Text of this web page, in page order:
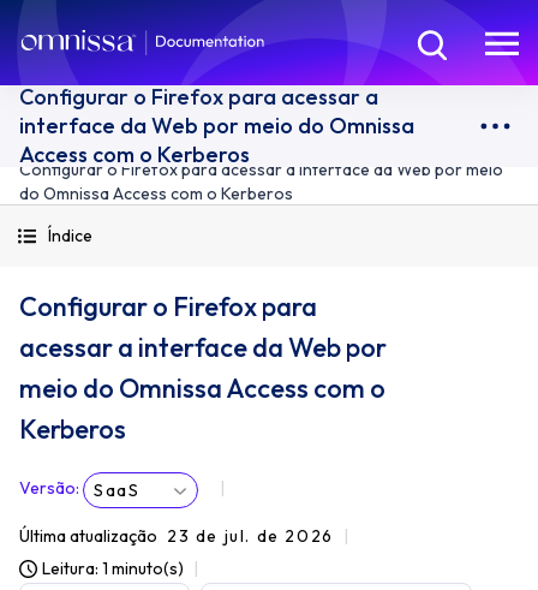
Configurar o Firefox para acessar a
interface da Web por meio do Omnissa
Access com o Kerberos
Configurar o Firefox para acessar a interface da Web por meio
do Omnissa Access com o Kerberos
Índice
Configurar o Firefox para
acessar a interface da Web por
meio do Omnissa Access com o
Kerberos
Versão: SaaS
Última atualização 23 de jul. de 2026
Leitura: 1 minuto(s)